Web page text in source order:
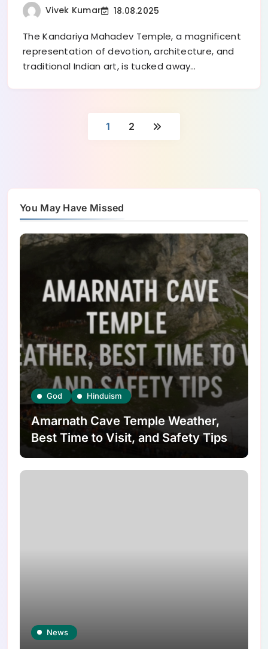
Vivek Kumar 18.08.2025
The Kandariya Mahadev Temple, a magnificent
representation of devotion, architecture, and
traditional Indian art, is tucked away…
1 2
You May Have Missed
God Hinduism
Amarnath Cave Temple Weather,
Best Time to Visit, and Safety Tips
News